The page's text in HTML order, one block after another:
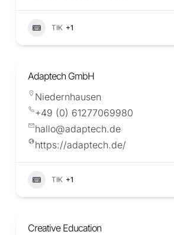
TIK +1
Adaptech GmbH
Niedernhausen
+49 (0) 61277069980
hallo@adaptech.de
https://adaptech.de/
TIK +1
Creative Education